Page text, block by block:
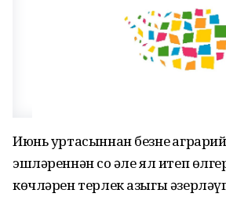
Июнь уртасыннан безнең
эшләреннән соң әле ял итеп
көчләрен терлек азыгы